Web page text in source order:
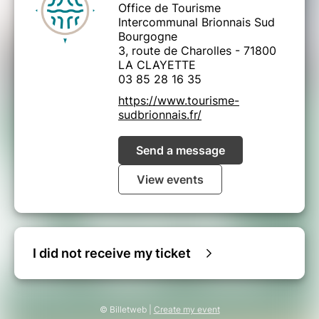
Office de Tourisme
Intercommunal Brionnais Sud
Bourgogne
3, route de Charolles - 71800
LA CLAYETTE
03 85 28 16 35
https://www.tourisme-
sudbrionnais.fr/
Send a message
View events
I did not receive my ticket
© Billetweb | Create my event